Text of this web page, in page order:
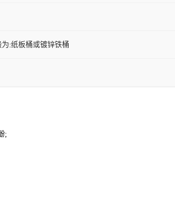
:纸板桶或镀锌铁桶
;